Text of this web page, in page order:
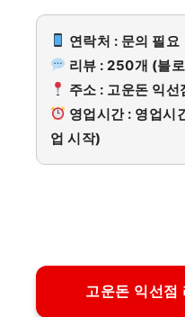
연락처 : 문의 필요
리뷰 : 250개 (블
주소 : 고운돈 익선
영업시간 : 영업시
업 시작)
고운돈 익선점